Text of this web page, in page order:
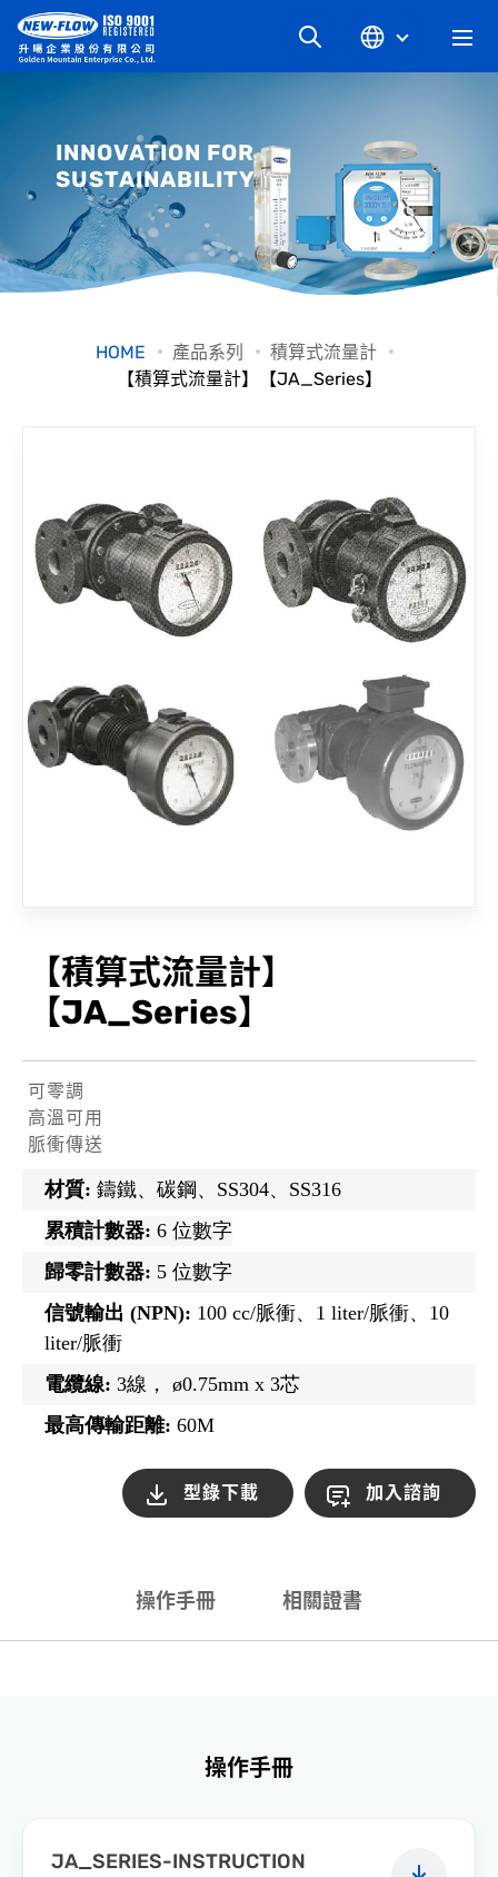
最新消息
知識文章
聯絡我們
INNOVATION FOR
SUSTAINABILITY
HOME 產品系列
積算式流量計
【積算式流量計】【JA_Series】
【積算式流量計】
【JA_Series】
可零調
高溫可用
脈衝傳送
材質:鑄鐵、碳鋼、SS304、SS316
累積計數器:6 位數字
歸零計數器: 5 位數字
信號輸出 (NPN): 100 cc/脈衝、1 liter/脈衝、10
liter/脈衝
電纜線:3線， ø0.75mm x 3芯
最高傳輸距離:60M
型錄下載 加入諮詢
操作手冊 相關證書
操作手冊
JA_SERIES-INSTRUCTION